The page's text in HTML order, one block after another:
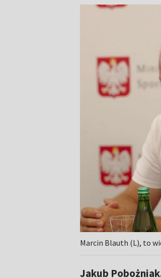
Marcin Blauth (L), to
Jakub